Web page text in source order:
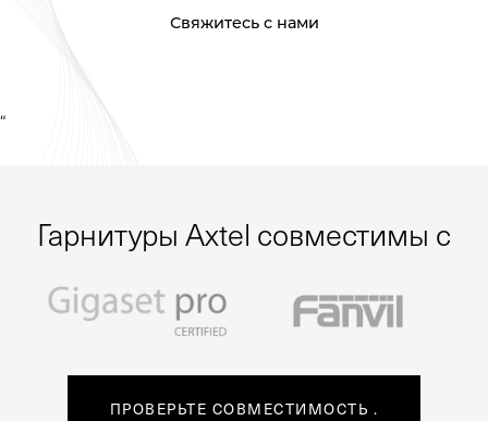
Свяжитесь с нами
“
Гарнитуры Axtel совместимы с
ПРОВЕРЬТЕ СОВМЕСТИМОСТЬ .